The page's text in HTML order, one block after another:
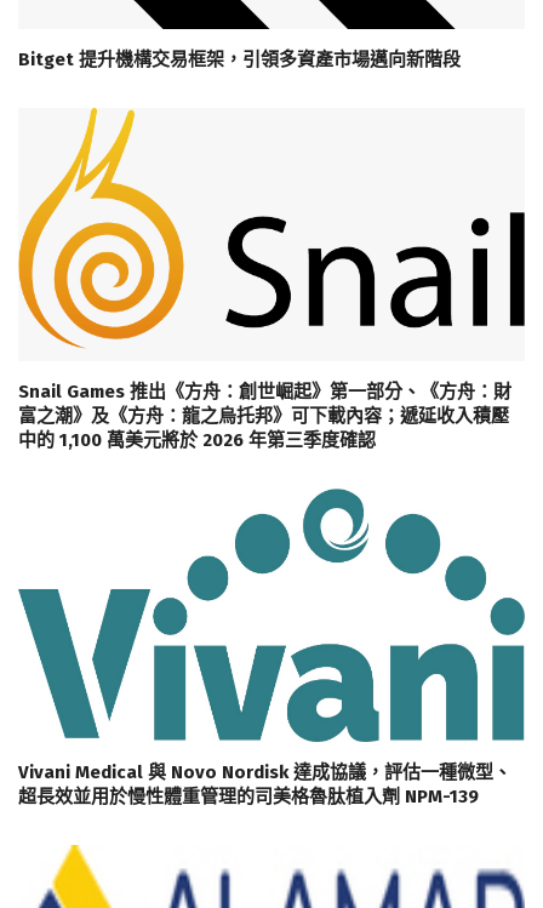
Bitget 提升機構交易框架，引領多資產市場邁向新階段
Snail Games 推出《方舟：創世崛起》第一部分、《方舟：財
富之潮》及《方舟：龍之烏托邦》可下載內容；遞延收入積壓
中的 1,100 萬美元將於 2026 年第三季度確認
Vivani Medical 與 Novo Nordisk 達成協議，評估一種微型、
超長效並用於慢性體重管理的司美格魯肽植入劑 NPM-139